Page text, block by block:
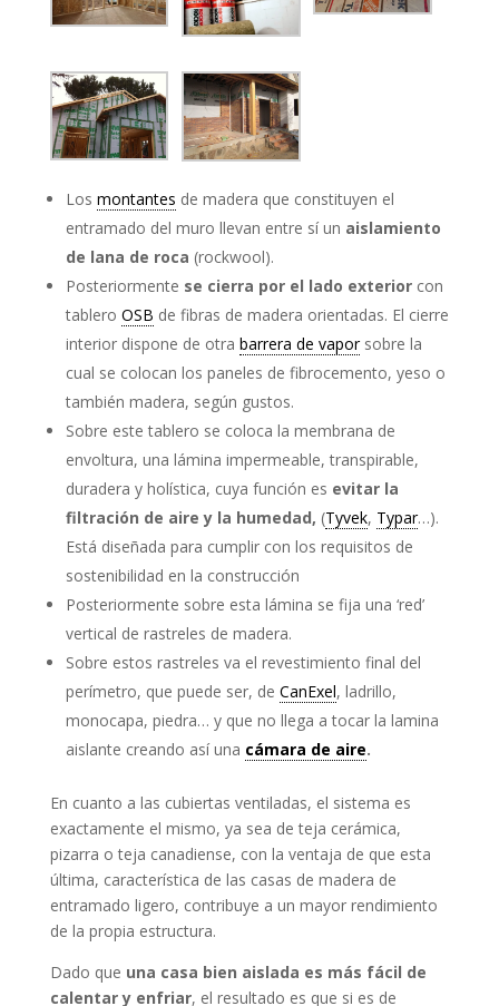
Los montantes de madera que constituyen el
entramado del muro llevan entre sí un aislamiento
de lana de roca (rockwool).
Posteriormente se cierra por el lado exteriorcon
tablero OSB de fibras de madera orientadas. El cierre
interior dispone de otra barrera de vaporsobre la
cual se colocan los paneles de fibrocemento, yeso o
también madera, según gustos.
Sobre este tablero se coloca la membrana de
envoltura, una lámina impermeable, transpirable,
duradera y holística, cuya función es evitar la
filtración de aire y la humedad, (Tyvek, Typar…).
Está diseñada para cumplir con los requisitos de
sostenibilidad en la construcción
Posteriormente sobre esta lámina se fija una ‘red’
vertical de rastreles de madera.
Sobre estos rastreles va el revestimiento final del
perímetro, que puede ser, de CanExel, ladrillo,
monocapa, piedra… y que no llega a tocar la lamina
aislante creando así una cámara de aire.
En cuanto a las cubiertas ventiladas, el sistema es
exactamente el mismo, ya sea de teja cerámica,
pizarra o teja canadiense, con la ventaja de que esta
última, característica de las casas de madera de
entramado ligero, contribuye a un mayor rendimiento
de la propia estructura.
Dado que una casa bien aislada es más fácil de
calentar y enfriar, el resultado es que si es de